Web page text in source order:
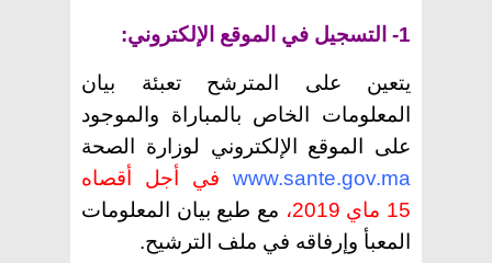
1- التسجيل في الموقع الإلكتروني:
يتعين على المترشح تعبئة بيان
المعلومات الخاص بالمباراة والموجود
على الموقع الإلكتروني لوزارة الصحة
www.sante.gov.ma في أجل أقصاه
15 ماي 2019
، مع طبع بيان المعلومات
المعبأ وإرفاقه في ملف الترشيح.